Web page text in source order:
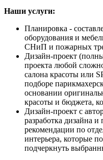
Наши услуги:
Планировка -
оборудования и
СНиП и пожарных
Дизайн-проект
проекта любой
салона красоты или
подборе
основании
красоты и бюджета,
Дизайн-проект с
разработка дизайна
рекомендации по
интерьера, которые
подчеркнуть